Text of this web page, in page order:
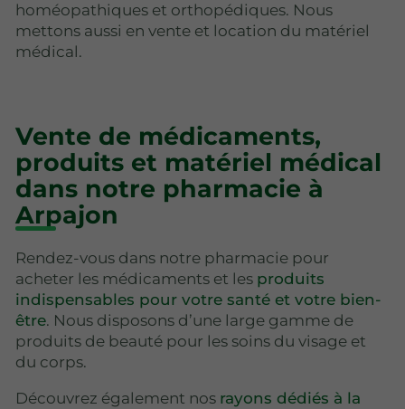
homéopathiques et orthopédiques. Nous
mettons aussi en vente et location du matériel
médical.
Vente de médicaments,
produits et matériel médical
dans notre pharmacie à
Arpajon
Rendez-vous dans notre pharmacie pour
acheter les médicaments et les produits
indispensables pour votre santé et votre bien-
être. Nous disposons d’une large gamme de
produits de beauté pour les soins du visage et
du corps.
Découvrez également nos rayons dédiés à la